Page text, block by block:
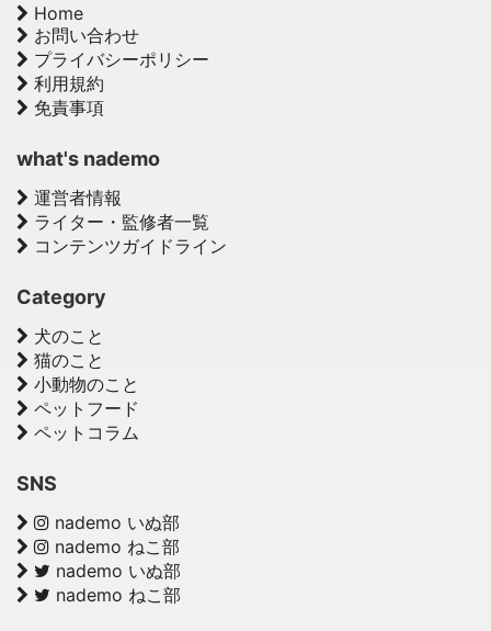
Home
お問い合わせ
プライバシーポリシー
利用規約
免責事項
what's nademo
運営者情報
ライター・監修者一覧
コンテンツガイドライン
Category
犬のこと
猫のこと
小動物のこと
ペットフード
ペットコラム
SNS
nademo いぬ部
nademo ねこ部
nademo いぬ部
nademo ねこ部